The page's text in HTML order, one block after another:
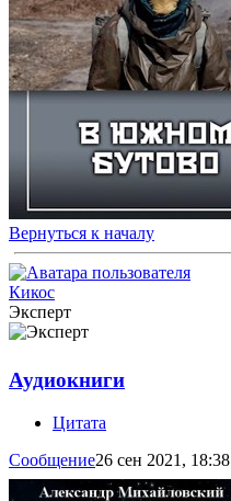
Вернуться к началу
Кикос
Эксперт
Аудиокниги
Цитата
Сообщение26 сен 2021, 18:38